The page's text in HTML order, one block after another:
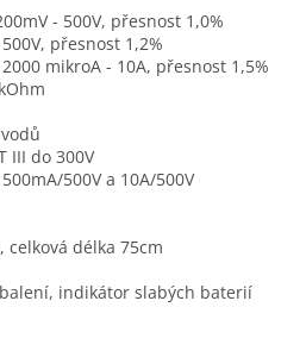
- 500V, přesnost 1,0%
přesnost 1,2%
mikroA - 10A, přesnost 1,5%
III do 300V
500V a 10A/500V
délka 75cm
indikátor slabých baterií